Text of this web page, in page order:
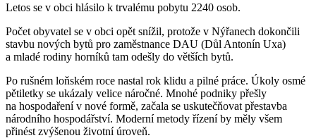
Letos se v obci hlásilo k trvalému pobytu 2240 osob.
Počet obyvatel se v obci opět snížil, protože v Nýřanech dokončili
stavbu nových bytů pro zaměstnance DAU (Důl Antonín Uxa)
a mladé rodiny horníků tam odešly do větších bytů.
Po rušném loňském roce nastal rok klidu a pilné práce. Úkoly osmé
pětiletky se ukázaly velice náročné. Mnohé podniky přešly
na hospodaření v nové formě, začala se uskutečňovat přestavba
národního hospodářství. Moderní metody řízení by měly všem
přinést zvýšenou životní úroveň.